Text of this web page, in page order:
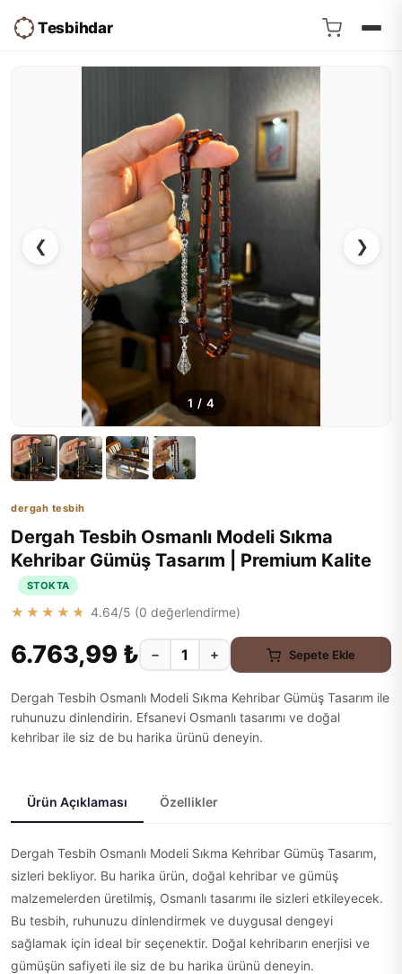
Tesbihdar
❮ ❯
1 / 4
dergah tesbih
Dergah Tesbih Osmanlı Modeli Sıkma
Kehribar Gümüş Tasarım | Premium Kalite
STOKTA
★★★★★ 4.64/5 (0 değerlendirme)
6.763,99 ₺ − + Sepete Ekle
Dergah Tesbih Osmanlı Modeli Sıkma Kehribar Gümüş Tasarım ile
ruhunuzu dinlendirin. Efsanevi Osmanlı tasarımı ve doğal
kehribar ile siz de bu harika ürünü deneyin.
Ürün Açıklaması Özellikler
Dergah Tesbih Osmanlı Modeli Sıkma Kehribar Gümüş Tasarım,
sizleri bekliyor. Bu harika ürün, doğal kehribar ve gümüş
malzemelerden üretilmiş, Osmanlı tasarımı ile sizleri etkileyecek.
Bu tesbih, ruhunuzu dinlendirmek ve duygusal dengeyi
sağlamak için ideal bir seçenektir. Doğal kehribarın enerjisi ve
gümüşün safiyeti ile siz de bu harika ürünü deneyin.